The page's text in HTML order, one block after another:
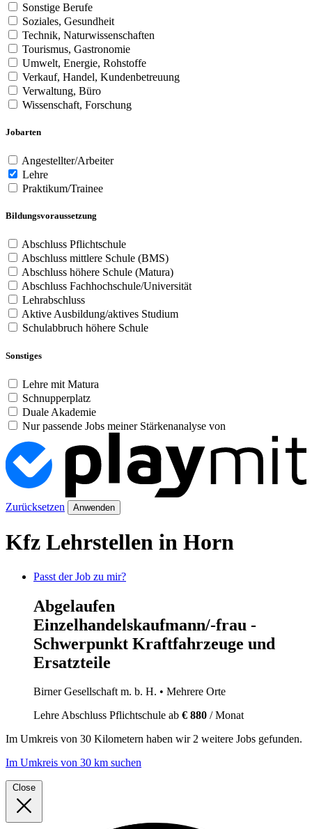
Sonstige Berufe
Soziales, Gesundheit
Technik, Naturwissenschaften
Tourismus, Gastronomie
Umwelt, Energie, Rohstoffe
Verkauf, Handel, Kundenbetreuung
Verwaltung, Büro
Wissenschaft, Forschung
Jobarten
Angestellter/Arbeiter
Lehre
Praktikum/Trainee
Bildungsvoraussetzung
Abschluss Pflichtschule
Abschluss mittlere Schule (BMS)
Abschluss höhere Schule (Matura)
Abschluss Fachhochschule/Universität
Lehrabschluss
Aktive Ausbildung/aktives Studium
Schulabbruch höhere Schule
Sonstiges
Lehre mit Matura
Schnupperplatz
Duale Akademie
Nur passende Jobs meiner Stärkenanalyse von
Zurücksetzen Anwenden
Kfz Lehrstellen in Horn
Passt der Job zu mir?
Abgelaufen
Einzelhandelskaufmann/-frau -
Schwerpunkt Kraftfahrzeuge und
Ersatzteile
Birner Gesellschaft m. b. H. • Mehrere Orte
LehreAbschluss Pflichtschule ab € 880 / Monat
Im Umkreis von 30 Kilometern haben wir2 weitere Jobs gefunden.
Im Umkreis von 30 km suchen
Close